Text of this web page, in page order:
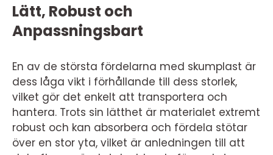
Lätt, Robust och
Anpassningsbart
En av de största fördelarna med skumplast är
dess låga vikt i förhållande till dess storlek,
vilket gör det enkelt att transportera och
hantera. Trots sin lätthet är materialet extremt
robust och kan absorbera och fördela stötar
över en stor yta, vilket är anledningen till att